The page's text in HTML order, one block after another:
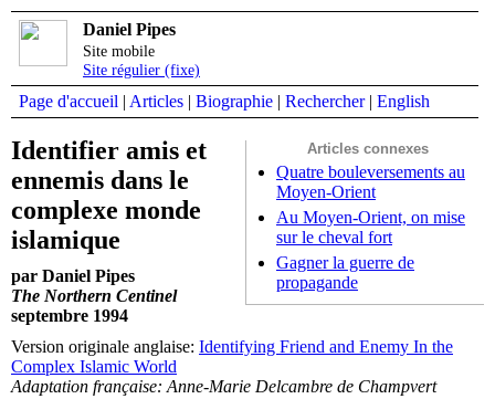
Daniel Pipes
Site mobile
Site régulier (fixe)
Page d'accueil | Articles | Biographie | Rechercher| English
Articles connexes
Quatre bouleversements au
Moyen-Orient
Au Moyen-Orient, on mise
sur le cheval fort
Gagner la guerre de
propagande
Identifier amis et
ennemis dans le
complexe monde
islamique
par Daniel Pipes
The Northern Centinel
septembre 1994
Version originale anglaise: Identifying Friend and Enemy In the
Complex Islamic World
Adaptation française: Anne-Marie Delcambre de Champvert